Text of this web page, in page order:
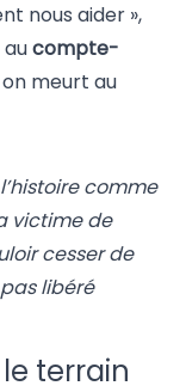
nous aider »,
compte-
on meurt au
comme
victime de
cesser de
libéré
terrain